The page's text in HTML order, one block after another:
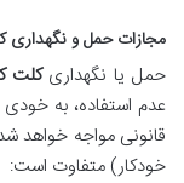
مجازات حمل و
حمل یا نگهداریکلت
عدم استفاده، به
قانونی مواجه خواهد
خودکار) متفاوت است: